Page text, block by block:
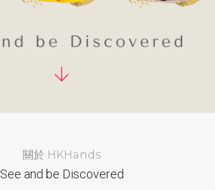
關於 HKHands
See and be Discovered